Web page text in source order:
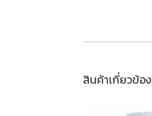
สินค้าเกี่ยวข้อง